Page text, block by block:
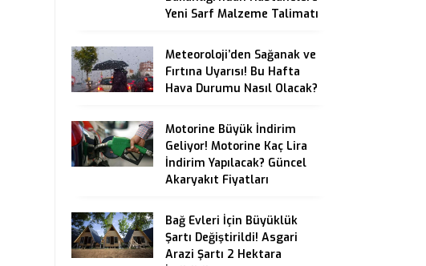
Yeni Sarf Malzeme Talimatı
Meteoroloji’den Sağanak ve
Fırtına Uyarısı! Bu Hafta
Hava Durumu Nasıl Olacak?
Motorine Büyük İndirim
Geliyor! Motorine Kaç Lira
İndirim Yapılacak? Güncel
Akaryakıt Fiyatları
Bağ Evleri İçin Büyüklük
Şartı Değiştirildi! Asgari
Arazi Şartı 2 Hektara